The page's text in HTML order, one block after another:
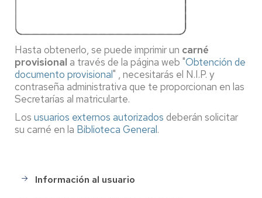
Hasta obtenerlo, se puede imprimir un carné
provisional a través de la página web "Obtención de
documento provisional" , necesitarás el N.I.P. y
contraseña administrativa que te proporcionan en las
Secretarías al matricularte.
Los usuarios externos autorizados deberán solicitar
su carné en la Biblioteca General.
Menu
Información al usuario